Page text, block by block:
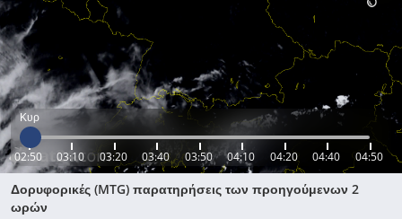
Κυρ
02:50 03:10 03:20 03:40 03:50 04:10 04:20 04:40 04:50
Δορυφορικές (MTG) παρατηρήσεις των προηγούμενων 2
ωρών